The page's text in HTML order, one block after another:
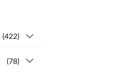
(422)
(78)